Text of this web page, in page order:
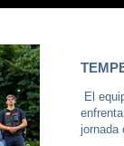
El
jornada